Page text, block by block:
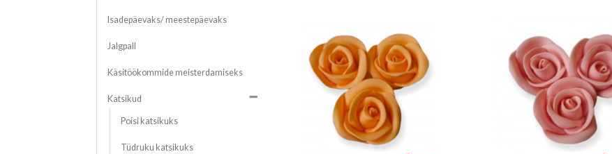
Isadepäevaks/ meestepäevaks
Jalgpall
Käsitöökommide meisterdamiseks
Katsikud
Poisi katsikuks
Tüdruku katsikuks